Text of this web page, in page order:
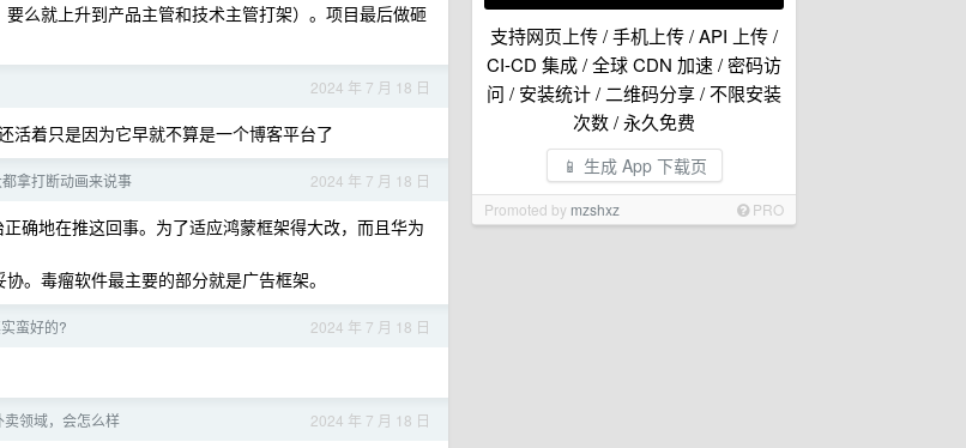
支持网页上传 / 手机上传 / API 上传 /
CI-CD 集成 / 全球 CDN 加速 / 密码访
问 / 安装统计 / 二维码分享 / 不限安装
次数 / 永久免费
📱 生成 App 下载页
Promoted by mzshxz PRO
么就上升到产品主管和技术主管打架）。项目最后做砸
2024 年 7 月 18 日
活着只是因为它早就不算是一个博客平台了
2024 年 7 月 18 日
拿打断动画来说事
确地在推这回事。为了适应鸿蒙框架得大改，而且华为
。毒瘤软件最主要的部分就是广告框架。
2024 年 7 月 18 日
蛮好的?
2024 年 7 月 18 日
领域，会怎么样